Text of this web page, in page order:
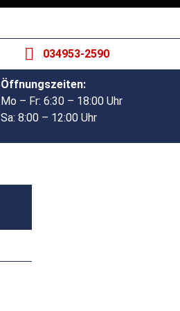
034953-2590
Öffnungszeiten:
Mo – Fr: 6:30 – 18:00 Uhr
Sa: 8:00 – 12:00 Uhr